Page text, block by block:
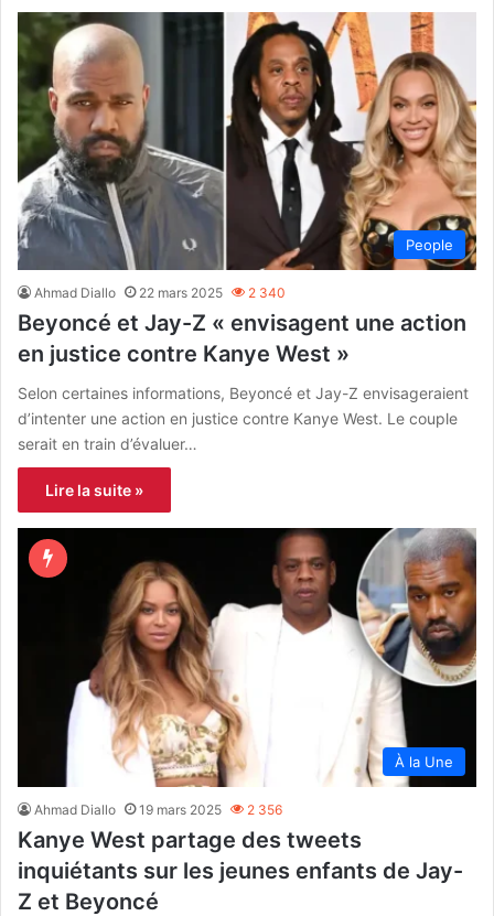
People
Ahmad Diallo 22 mars 2025 2 340
Beyoncé et Jay-Z « envisagent une action
en justice contre Kanye West »
Selon certaines informations, Beyoncé et Jay-Z envisageraient
d’intenter une action en justice contre Kanye West. Le couple
serait en train d’évaluer…
Lire la suite »
À la Une
Ahmad Diallo 19 mars 2025 2 356
Kanye West partage des tweets
inquiétants sur les jeunes enfants de Jay-
Z et Beyoncé